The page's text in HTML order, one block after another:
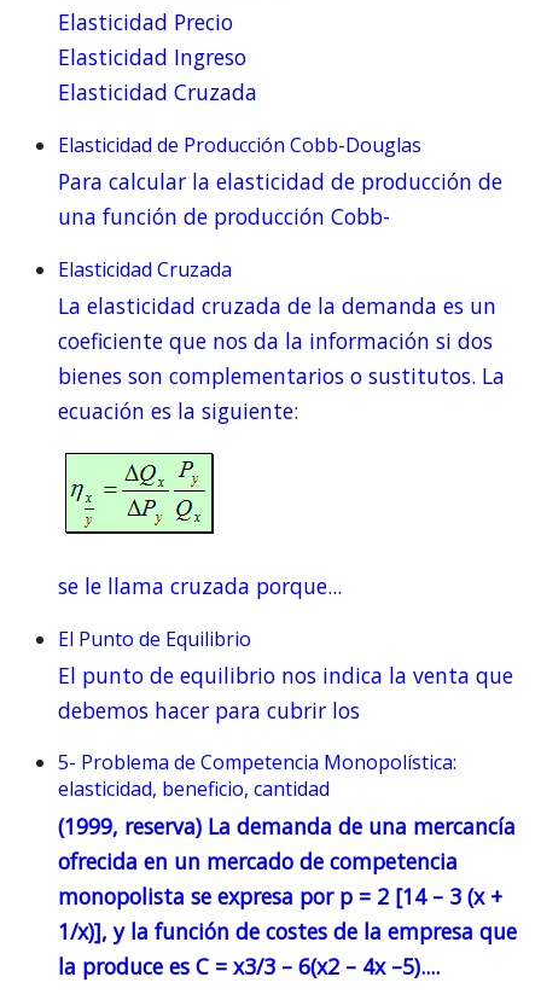
Elasticidad Precio
Elasticidad Ingreso
Elasticidad Cruzada
Elasticidad de Producción Cobb-Douglas
Para calcular la elasticidad de producción de
una función de producción Cobb-
Elasticidad Cruzada
La elasticidad cruzada de la demanda es un
coeficiente que nos da la información si dos
bienes son complementarios o sustitutos. La
ecuación es la siguiente:
se le llama cruzada porque...
El Punto de Equilibrio
El punto de equilibrio nos indica la venta que
debemos hacer para cubrir los
5- Problema de Competencia Monopolística:
elasticidad, beneficio, cantidad
(1999, reserva) La demanda de una mercancía
ofrecida en un mercado de competencia
monopolista se expresa por p = 2 [14 – 3 (x +
1/x)], y la función de costes de la empresa que
la produce es C = x3/3 – 6(x2 – 4x –5)....